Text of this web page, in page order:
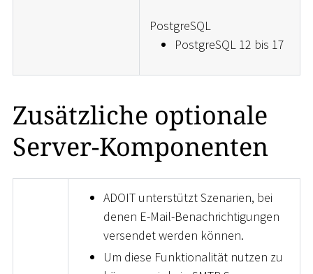
PostgreSQL
PostgreSQL 12 bis 17
Zusätzliche optionale
Server-Komponenten
ADOIT unterstützt Szenarien, bei
denen E-Mail-Benachrichtigungen
versendet werden können.
Um diese Funktionalität nutzen zu